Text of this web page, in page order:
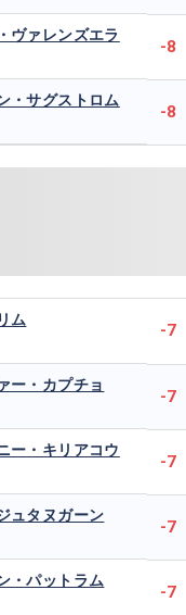
ヴァレンズエラ
-8
・サグストロム
-8
ム
-7
ー・カプチョ
-7
ー・キリアコウ
-7
ュタヌガーン
-7
・パットラム
-7